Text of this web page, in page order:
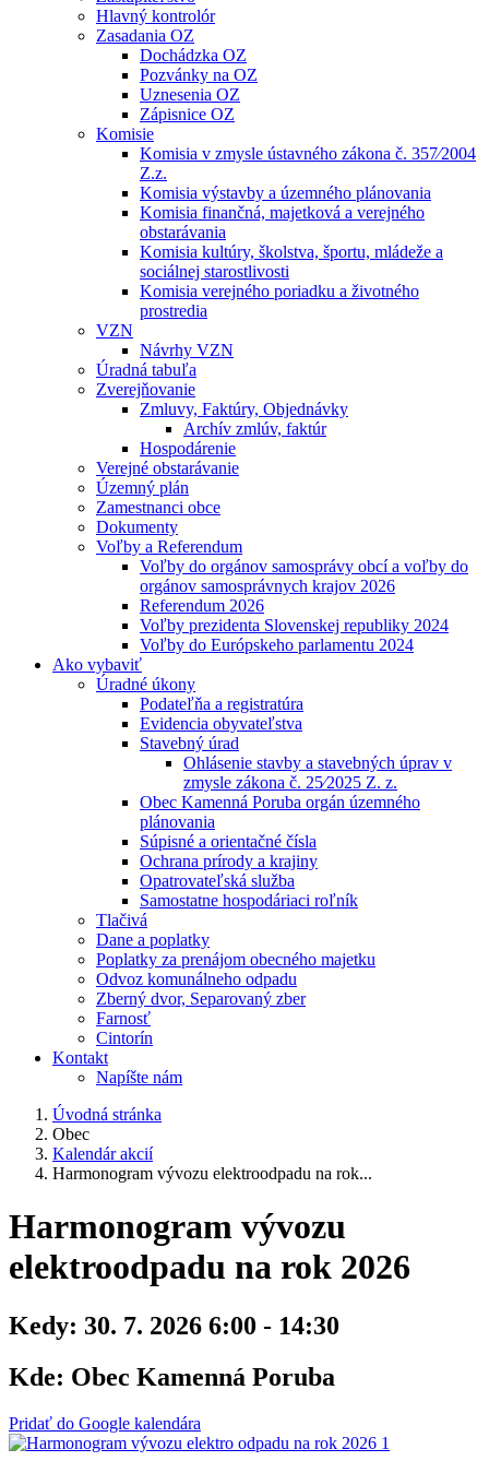
Hlavný kontrolór
Zasadania OZ
Dochádzka OZ
Pozvánky na OZ
Uznesenia OZ
Zápisnice OZ
Komisie
Komisia v zmysle ústavného zákona č. 357⁄2004
Z.z.
Komisia výstavby a územného plánovania
Komisia finančná, majetková a verejného
obstarávania
Komisia kultúry, školstva, športu, mládeže a
sociálnej starostlivosti
Komisia verejného poriadku a životného
prostredia
VZN
Návrhy VZN
Úradná tabuľa
Zverejňovanie
Zmluvy, Faktúry, Objednávky
Archív zmlúv, faktúr
Hospodárenie
Verejné obstarávanie
Územný plán
Zamestnanci obce
Dokumenty
Voľby a Referendum
Voľby do orgánov samosprávy obcí a voľby do
orgánov samosprávnych krajov 2026
Referendum 2026
Voľby prezidenta Slovenskej republiky 2024
Voľby do Európskeho parlamentu 2024
Ako vybaviť
Úradné úkony
Podateľňa a registratúra
Evidencia obyvateľstva
Stavebný úrad
Ohlásenie stavby a stavebných úprav v
zmysle zákona č. 25⁄2025 Z. z.
Obec Kamenná Poruba orgán územného
plánovania
Súpisné a orientačné čísla
Ochrana prírody a krajiny
Opatrovateľská služba
Samostatne hospodáriaci roľník
Tlačivá
Dane a poplatky
Poplatky za prenájom obecného majetku
Odvoz komunálneho odpadu
Zberný dvor, Separovaný zber
Farnosť
Cintorín
Kontakt
Napíšte nám
Úvodná stránka
Obec
Kalendár akcií
Harmonogram vývozu elektroodpadu na rok...
Harmonogram vývozu
elektroodpadu na rok 2026
Kedy: 30. 7. 2026 6:00 - 14:30
Kde: Obec Kamenná Poruba
Pridať do Google kalendára